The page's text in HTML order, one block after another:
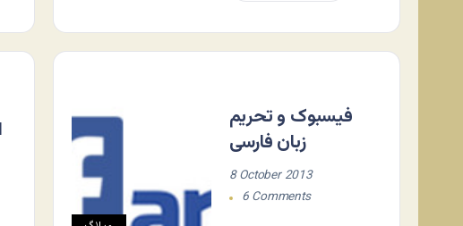
فیسبوک و تحریم
زبان فارسی
8 October 2013
6 Comments